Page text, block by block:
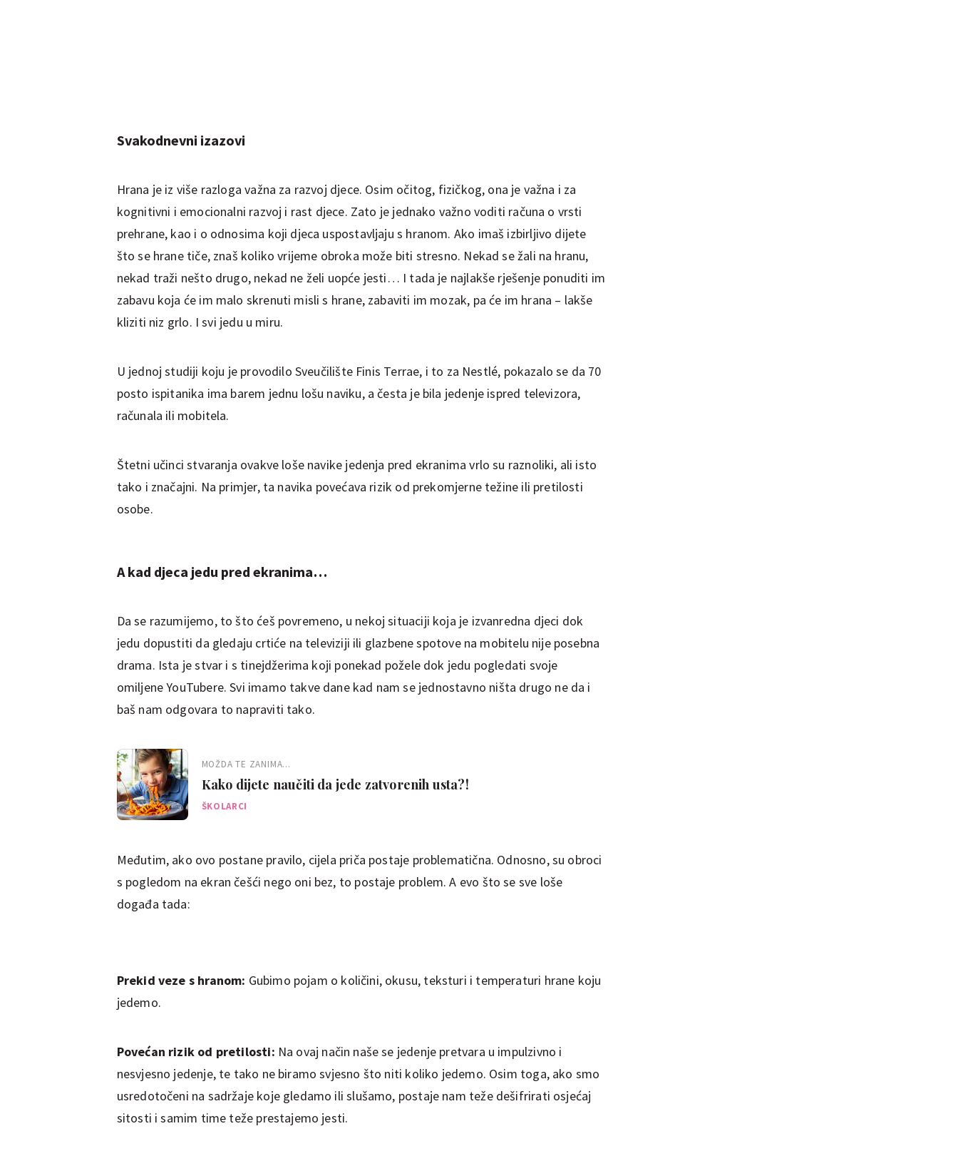
Svakodnevni izazovi
Hrana je iz više razloga važna za razvoj djece. Osim očitog, fizičkog, ona je važna i za
kognitivni i emocionalni razvoj i rast djece. Zato je jednako važno voditi računa o vrsti
prehrane, kao i o odnosima koji djeca uspostavljaju s hranom. Ako imaš izbirljivo dijete
što se hrane tiče, znaš koliko vrijeme obroka može biti stresno. Nekad se žali na hranu,
nekad traži nešto drugo, nekad ne želi uopće jesti… I tada je najlakše rješenje ponuditi im
zabavu koja će im malo skrenuti misli s hrane, zabaviti im mozak, pa će im hrana – lakše
kliziti niz grlo. I svi jedu u miru.
U jednoj studiji koju je provodilo Sveučilište Finis Terrae, i to za Nestlé, pokazalo se da 70
posto ispitanika ima barem jednu lošu naviku, a česta je bila jedenje ispred televizora,
računala ili mobitela.
Štetni učinci stvaranja ovakve loše navike jedenja pred ekranima vrlo su raznoliki, ali isto
tako i značajni. Na primjer, ta navika povećava rizik od prekomjerne težine ili pretilosti
osobe.
A kad djeca jedu pred ekranima…
Da se razumijemo, to što ćeš povremeno, u nekoj situaciji koja je izvanredna djeci dok
jedu dopustiti da gledaju crtiće na televiziji ili glazbene spotove na mobitelu nije posebna
drama. Ista je stvar i s tinejdžerima koji ponekad požele dok jedu pogledati svoje
omiljene YouTubere. Svi imamo takve dane kad nam se jednostavno ništa drugo ne da i
baš nam odgovara to napraviti tako.
MOŽDA TE ZANIMA...
Kako dijete naučiti da jede zatvorenih usta?!
ŠKOLARCI
Međutim, ako ovo postane pravilo, cijela priča postaje problematična. Odnosno, su obroci
s pogledom na ekran češći nego oni bez, to postaje problem. A evo što se sve loše
događa tada:
Prekid veze s hranom: Gubimo pojam o količini, okusu, teksturi i temperaturi hrane koju
jedemo.
Povećan rizik od pretilosti: Na ovaj način naše se jedenje pretvara u impulzivno i
nesvjesno jedenje, te tako ne biramo svjesno što niti koliko jedemo. Osim toga, ako smo
usredotočeni na sadržaje koje gledamo ili slušamo, postaje nam teže dešifrirati osjećaj
sitosti i samim time teže prestajemo jesti.